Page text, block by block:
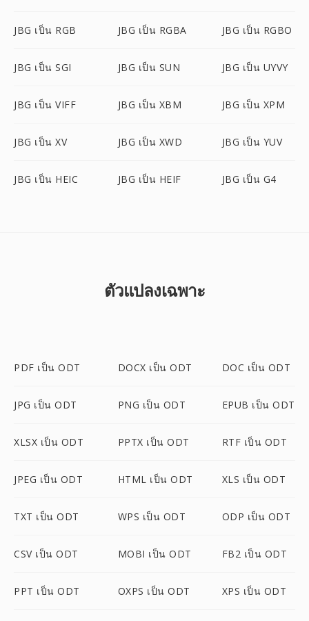
JBG เป็น RGB JBG เป็น RGBA JBG เป็น RGBO
JBG เป็น SGI JBG เป็น SUN JBG เป็น UYVY
JBG เป็น VIFF JBG เป็น XBM JBG เป็น XPM
JBG เป็น XV JBG เป็น XWD JBG เป็น YUV
JBG เป็น HEIC JBG เป็น HEIF JBG เป็น G4
ตัวแปลงเฉพาะ
PDF เป็น ODT DOCX เป็น ODT DOC เป็น ODT
JPG เป็น ODT PNG เป็น ODT EPUB เป็น ODT
XLSX เป็น ODT PPTX เป็น ODT RTF เป็น ODT
JPEG เป็น ODT HTML เป็น ODT XLS เป็น ODT
TXT เป็น ODT WPS เป็น ODT ODP เป็น ODT
CSV เป็น ODT MOBI เป็น ODT FB2 เป็น ODT
PPT เป็น ODT OXPS เป็น ODT XPS เป็น ODT